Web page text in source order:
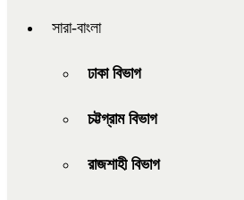
সারা-বাংলা
ঢাকা বিভাগ
চট্টগ্রাম বিভাগ
রাজশাহী বিভাগ